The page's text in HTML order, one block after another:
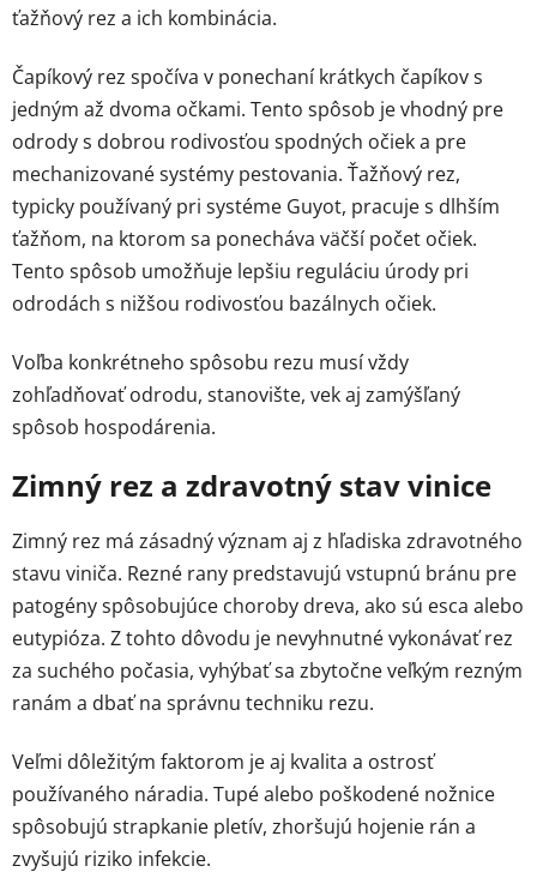
ťažňový rez a ich kombinácia.
Čapíkový rez spočíva v ponechaní krátkych čapíkov s
jedným až dvoma očkami. Tento spôsob je vhodný pre
odrody s dobrou rodivosťou spodných očiek a pre
mechanizované systémy pestovania. Ťažňový rez,
typicky používaný pri systéme Guyot, pracuje s dlhším
ťažňom, na ktorom sa ponecháva väčší počet očiek.
Tento spôsob umožňuje lepšiu reguláciu úrody pri
odrodách s nižšou rodivosťou bazálnych očiek.
Voľba konkrétneho spôsobu rezu musí vždy
zohľadňovať odrodu, stanovište, vek aj zamýšľaný
spôsob hospodárenia.
Zimný rez a zdravotný stav vinice
Zimný rez má zásadný význam aj z hľadiska zdravotného
stavu viniča. Rezné rany predstavujú vstupnú bránu pre
patogény spôsobujúce choroby dreva, ako sú esca alebo
eutypióza. Z tohto dôvodu je nevyhnutné vykonávať rez
za suchého počasia, vyhýbať sa zbytočne veľkým rezným
ranám a dbať na správnu techniku rezu.
Veľmi dôležitým faktorom je aj kvalita a ostrosť
používaného náradia. Tupé alebo poškodené nožnice
spôsobujú strapkanie pletív, zhoršujú hojenie rán a
zvyšujú riziko infekcie.